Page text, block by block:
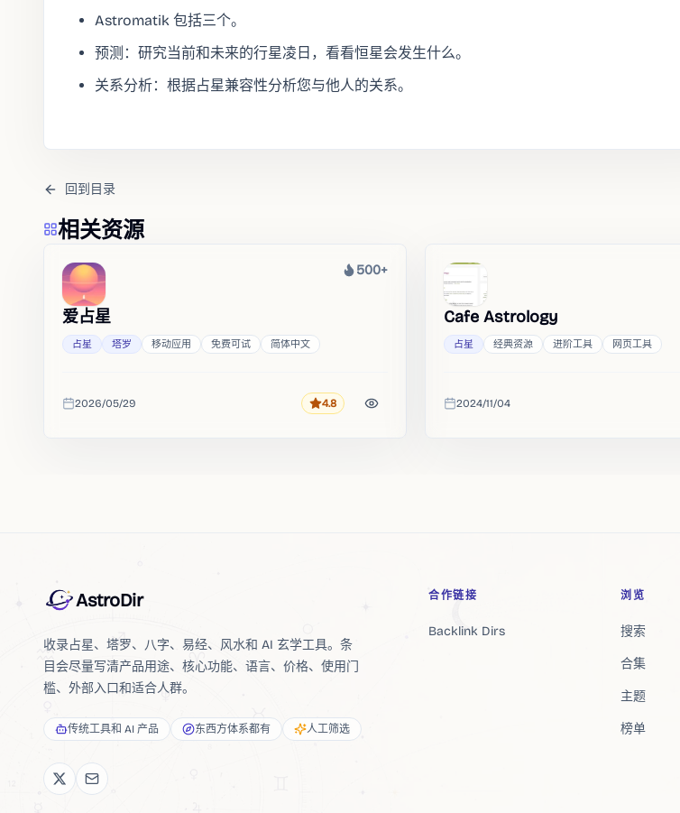
Astromatik 包括三个。
预测：研究当前和未来的行星凌日，看看恒星会发生什么。
关系分析：根据占星兼容性分析您与他人的关系。
回到目录
相关资源
热度
500+
爱占星
占星 塔罗 移动应用 免费可试 简体中文
收录时间
2026/05/29 评分4.8
Cafe Astrology
占星 经典资源 进阶工具 网页工具
收录时间
2024/11/04
AstroDir
收录占星、塔罗、八字、易经、风水和 AI 玄学工具。条
目会尽量写清产品用途、核心功能、语言、价格、使用门
槛、外部入口和适合人群。
传统工具和 AI 产品 东西方体系都有 人工筛选
合作链接
Backlink Dirs
浏览
搜索
合集
主题
榜单